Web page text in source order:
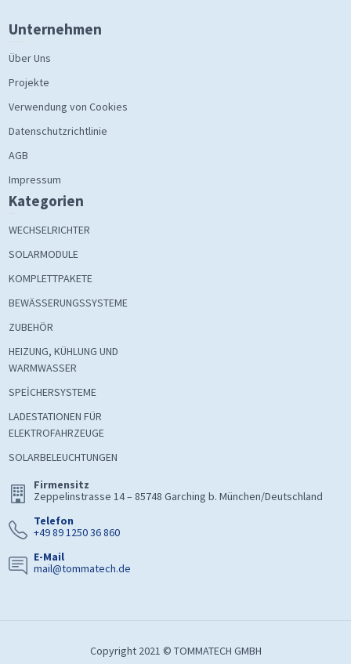
Unternehmen
Über Uns
Projekte
Verwendung von Cookies
Datenschutzrichtlinie
AGB
Impressum
Kategorien
WECHSELRICHTER
SOLARMODULE
KOMPLETTPAKETE
BEWÄSSERUNGSSYSTEME
ZUBEHÖR
HEIZUNG, KÜHLUNG UND
WARMWASSER
SPEİCHERSYSTEME
LADESTATIONEN FÜR
ELEKTROFAHRZEUGE
SOLARBELEUCHTUNGEN
Firmensitz
Zeppelinstrasse 14 – 85748 Garching b. München/Deutschland
Telefon
+49 89 1250 36 860
E-Mail
mail@tommatech.de
Copyright 2021 © TOMMATECH GMBH